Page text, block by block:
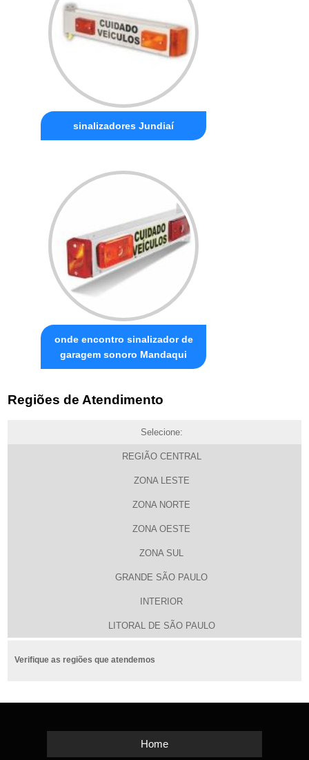
sinalizadores Jundiaí
onde encontro sinalizador de
garagem sonoro Mandaqui
Regiões de Atendimento
Selecione:
REGIÃO CENTRAL
ZONA LESTE
ZONA NORTE
ZONA OESTE
ZONA SUL
GRANDE SÃO PAULO
INTERIOR
LITORAL DE SÃO PAULO
Verifique as regiões que atendemos
Home